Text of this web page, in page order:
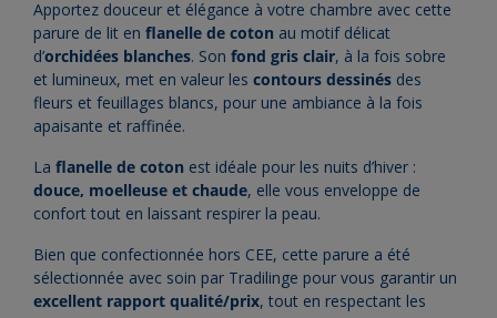
Apportez douceur et élégance à votre chambre avec cette
parure de lit en flanelle de coton au motif délicat
d’orchidées blanches. Son fond gris clair, à la fois sobre
et lumineux, met en valeur les contours dessinés des
fleurs et feuillages blancs, pour une ambiance à la fois
apaisante et raffinée.
La flanelle de coton est idéale pour les nuits d’hiver :
douce, moelleuse et chaude, elle vous enveloppe de
confort tout en laissant respirer la peau.
Bien que confectionnée hors CEE, cette parure a été
sélectionnée avec soin par Tradilinge pour vous garantir un
excellent rapport qualité/prix, tout en respectant les